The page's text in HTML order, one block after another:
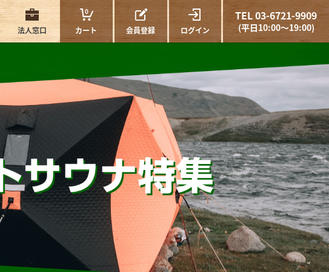
法人窓口 カート
0
会員登録 ログイン
TEL 03-6721-9909
(平日10:00～19:00)